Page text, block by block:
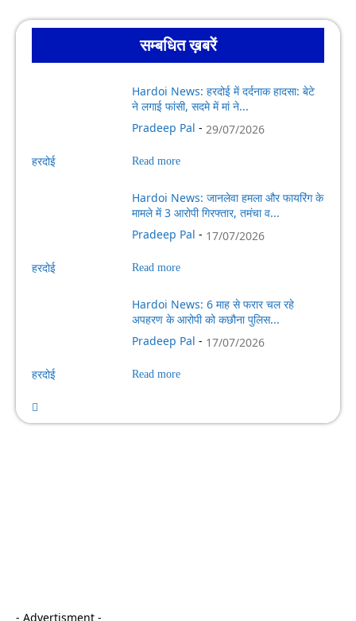
सम्बधित ख़बरें
हरदोई
Hardoi News: हरदोई में दर्दनाक हादसा: बेटे
ने लगाई फांसी, सदमे में मां ने...
Pradeep Pal - 29/07/2026
Read more
हरदोई
Hardoi News: जानलेवा हमला और फायरिंग के
मामले में 3 आरोपी गिरफ्तार, तमंचा व...
Pradeep Pal - 17/07/2026
Read more
हरदोई
Hardoi News: 6 माह से फरार चल रहे
अपहरण के आरोपी को कछौना पुलिस...
Pradeep Pal - 17/07/2026
Read more
- Advertisment -